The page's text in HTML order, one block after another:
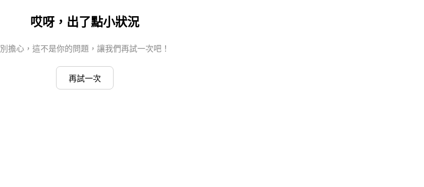
哎呀，出了點小狀況
別擔心，這不是你的問題，讓我們再試一次吧！
再試一次